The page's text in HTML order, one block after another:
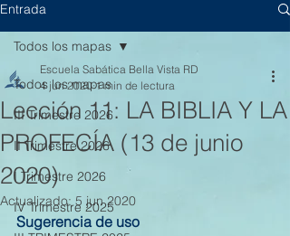
Entrada
Todos los mapas
III Trimestre 2026
II Trimestre 2026
I Trimestre 2026
IV Trimestre 2025
Todos los mapas
Lección 11: LA BIBLIA Y LA
PROFECÍA (13 de junio
2020)
Escuela Sabática Bella Vista RD
4 jun 2020 1 min de lectura
Actualizado:5 jun 2020
Sugerencia de uso